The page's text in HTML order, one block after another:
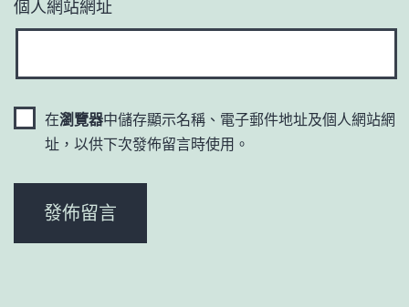
個人網站網址
在瀏覽器中儲存顯示名稱、電子郵件地址及個人網站網
址，以供下次發佈留言時使用。